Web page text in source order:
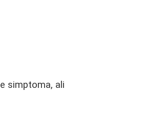
simptoma, ali